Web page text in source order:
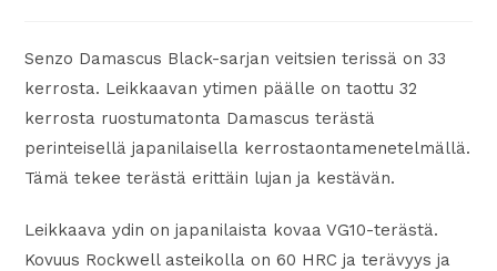
Senzo Damascus Black-sarjan veitsien terissä on 33
kerrosta. Leikkaavan ytimen päälle on taottu 32
kerrosta ruostumatonta Damascus terästä
perinteisellä japanilaisella kerrostaontamenetelmällä.
Tämä tekee terästä erittäin lujan ja kestävän.
Leikkaava ydin on japanilaista kovaa VG10-terästä.
Kovuus Rockwell asteikolla on 60 HRC ja terävyys ja